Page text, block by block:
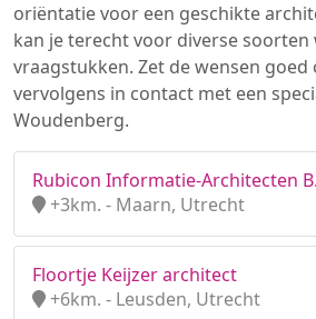
oriëntatie voor een geschikte
kan je terecht voor diverse soorten
vraagstukken. Zet de wensen goed
vervolgens in contact met een
Woudenberg.
Rubicon Informatie-Architecten
+3km. - Maarn, Utrecht
Floortje Keijzer architect
+6km. - Leusden, Utrecht